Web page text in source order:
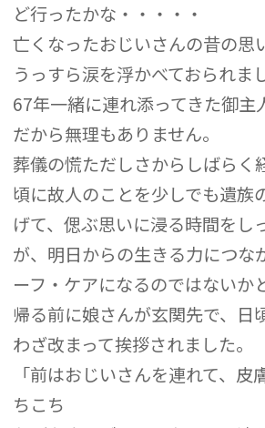
ど行ったかな・・・・・
亡くなったおじいさんの昔の思
うっすら涙を浮かべておられま
67年一緒に連れ添ってきた御主
だから無理もありません。
葬儀の慌ただしさからしばらく
頃に故人のことを少しでも遺族
げて、偲ぶ思いに浸る時間をし
が、明日からの生きる力につな
ーフ・ケアになるのではないか
帰る前に娘さんが玄関先で、日
わざ改まって挨拶されました。
「前はおじいさんを連れて、皮
ちこち